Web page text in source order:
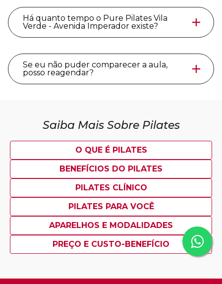
Há quanto tempo o Pure Pilates Vila
Verde - Avenida Imperador existe?
Se eu não puder comparecer a aula,
posso reagendar?
Saiba Mais Sobre Pilates
O QUE É PILATES
BENEFÍCIOS DO PILATES
PILATES CLÍNICO
PILATES PARA VOCÊ
APARELHOS E MODALIDADES
PREÇO E CUSTO-BENEFÍCIO